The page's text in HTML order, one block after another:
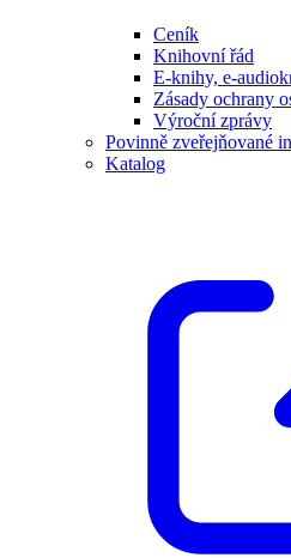
Ceník
Knihovní řád
E-knihy, e-
Zásady ochrany
Výroční zprávy
Povinně zveřejňované
Katalog